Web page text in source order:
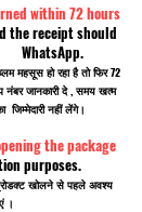
within 72 hours
the receipt should
WhatsApp.
महसूस हो रहा है तो फिर 72
नंबर जानकारी दे , समय खत्म
नहीं लेंगे।
the package
purposes.
खोलने से पहले अवश्य
।